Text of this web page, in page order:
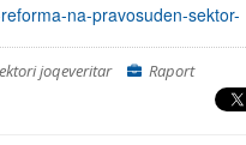
përshkrim ose fjalen
na-pravosuden-sektor-
joqeveritar Raport